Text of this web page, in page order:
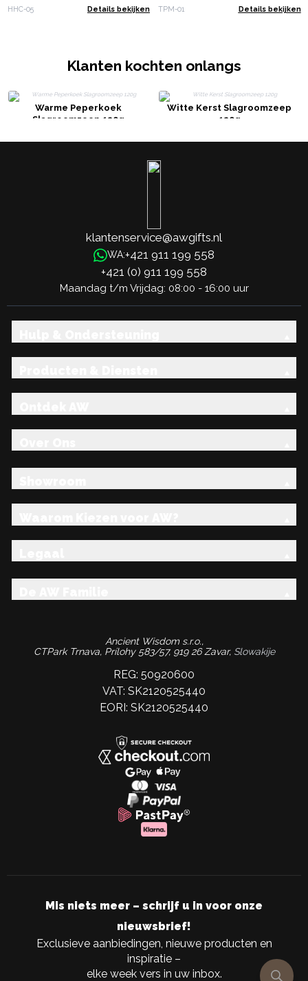
HHC-05 Details bekijken TPM-01 Details bekijken
Klanten kochten onlangs
Warme Peperkoek
Slagroomzeep 120g
Witte Kerst Slagroomzeep
120g
klantenservice@awgifts.nl
WA:+421 911 199 558
+421 (0) 911 199 558
Maandag t/m Vrijdag: 08:00 - 16:00 uur
Ancient Wisdom s.r.o.,
CTPark Trnava, Prílohy 583/57, 919 26 Zavar, Slowakije
REG: 50920600
VAT: SK2120525440
EORI: SK2120525440
Mis niets meer – schrijf u in voor onze
nieuwsbrief!
Exclusieve aanbiedingen, nieuwe producten en
inspiratie –
elke week vers in uw inbox.